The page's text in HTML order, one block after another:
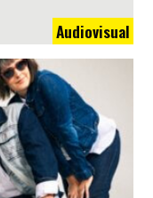
Audiovisual